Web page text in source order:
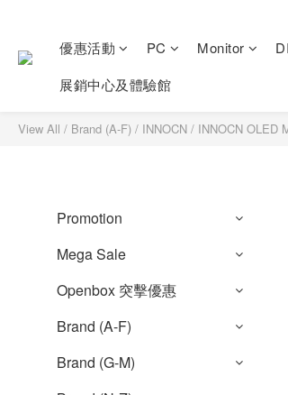
優惠活動 PC Monitor
展銷中心及體驗館
View All / Brand (A-F) / INNOCN / INNOCN OLED
Promotion
Mega Sale
Openbox 突擊優惠
Brand (A-F)
Brand (G-M)